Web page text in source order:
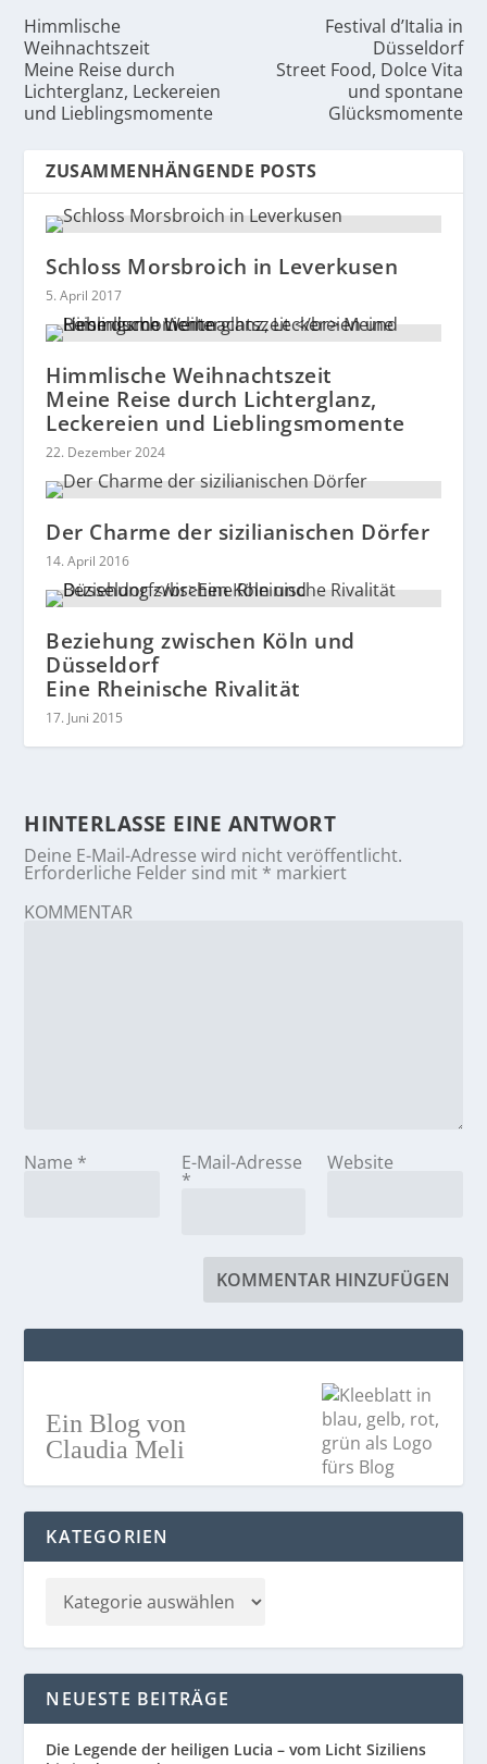
Himmlische
Weihnachtszeit
Meine Reise durch
Lichterglanz, Leckereien
und Lieblingsmomente
Festival d’Italia in
Düsseldorf
Street Food, Dolce Vita
und spontane
Glücksmomente
ZUSAMMENHÄNGENDE POSTS
Schloss Morsbroich in Leverkusen
5. April 2017
Himmlische Weihnachtszeit
Meine Reise durch Lichterglanz,
Leckereien und Lieblingsmomente
22. Dezember 2024
Der Charme der sizilianischen Dörfer
14. April 2016
Beziehung zwischen Köln und
Düsseldorf
Eine Rheinische Rivalität
17. Juni 2015
HINTERLASSE EINE ANTWORT
Deine E-Mail-Adresse wird nicht veröffentlicht.
Erforderliche Felder sind mit * markiert
KOMMENTAR
Name * E-Mail-Adresse
*
Website
Ein Blog von
Claudia Meli
KATEGORIEN
NEUESTE BEITRÄGE
Die Legende der heiligen Lucia – vom Licht Siziliens